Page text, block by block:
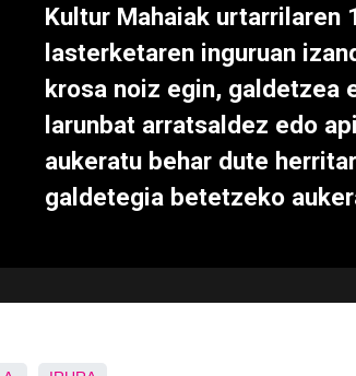
Kultur Mahaiak urtarrilaren
lasterketaren inguruan
krosa noiz egin, galdetzea
larunbat arratsaldez edo
aukeratu behar dute
galdetegia betetzeko